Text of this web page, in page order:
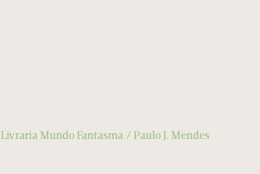
Livraria Mundo Fantasma Paulo J. Mendes